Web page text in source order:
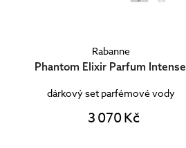
Rabanne
Phantom Elixir Parfum Intense
dárkový set parfémové vody
3 070 Kč